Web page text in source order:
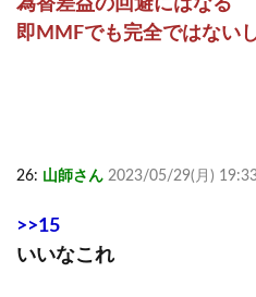
為替差益の回避にはなる
即MMFでも完全ではない
26: 山師さん 2023/05/29(月)
>>15
いいなこれ